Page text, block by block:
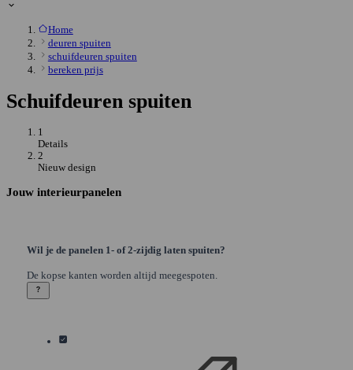
Home
deuren spuiten
schuifdeuren spuiten
bereken prijs
Schuifdeuren spuiten
1
Details
2
Nieuw design
Jouw interieurpanelen
Wil je de panelen 1- of 2-zijdig laten spuiten?
De kopse kanten worden altijd meegespoten.